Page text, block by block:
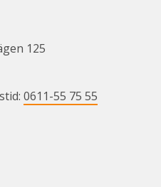
125
0611-55 75 55